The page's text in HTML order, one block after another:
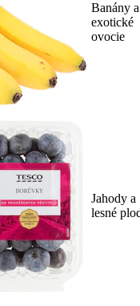
Banány a
exotické
ovocie
Jahody a
lesné